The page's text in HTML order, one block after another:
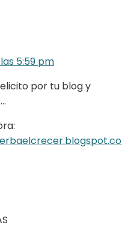
5:59 pm
por tu blog y